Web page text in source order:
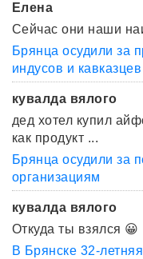
Елена
Сейчас они наши
Брянца осудили за
индусов и кавказцев
кувалда вялого
дед хотел купил
как продукт ...
Брянца осудили за
организациям
кувалда вялого
Откуда ты взялся 😀
В Брянске 32-